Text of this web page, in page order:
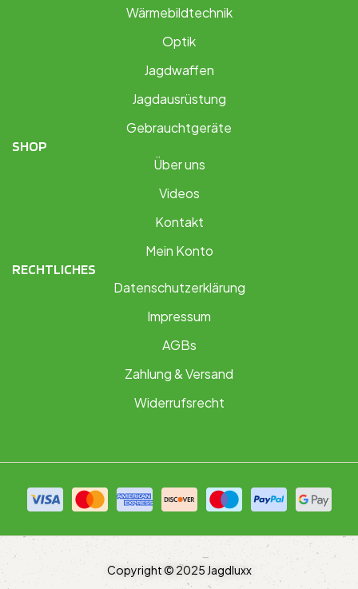
Wärmebildtechnik
Optik
Jagdwaffen
Jagdausrüstung
Gebrauchtgeräte
SHOP
Über uns
Videos
Kontakt
Mein Konto
RECHTLICHES
Datenschutzerklärung
Impressum
AGBs
Zahlung & Versand
Widerrufsrecht
Copyright © 2025 Jagdluxx